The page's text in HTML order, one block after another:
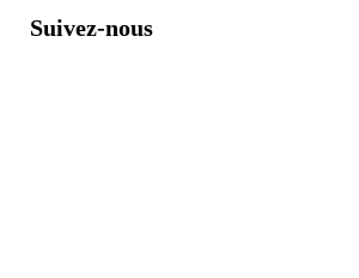
Suivez-nous